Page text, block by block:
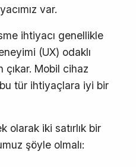
var.
ihtiyacı genellikle
(UX) odaklı
çıkar. Mobil cihaz
tür ihtiyaçlara iyi bir
olarak iki satırlık bir
şöyle olmalı: